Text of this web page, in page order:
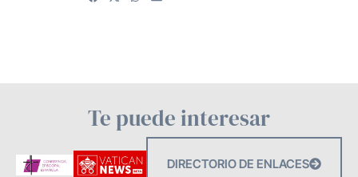
Te puede interesar
DIRECTORIO DE ENLACES